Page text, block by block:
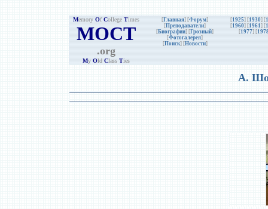
Memory Of College Times
MOCT
.org
My Old Class Ties
[Главная] [Форум]
[Преподаватели]
[Биографии] [Грозный]
[Фотогалерея]
[Поиск] [Новости]
[1925] [1930] [
[1960] [1961] [
[1977] [
А.